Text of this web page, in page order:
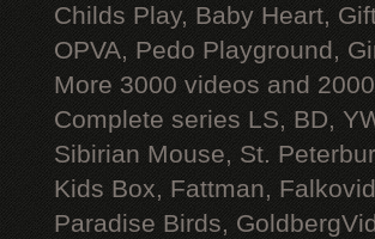
Childs Play, Baby Heart,
OPVA, Pedo Playground,
More 3000 videos and
Complete series LS, BD,
Sibirian Mouse, St.
Kids Box, Fattman,
Paradise Birds,